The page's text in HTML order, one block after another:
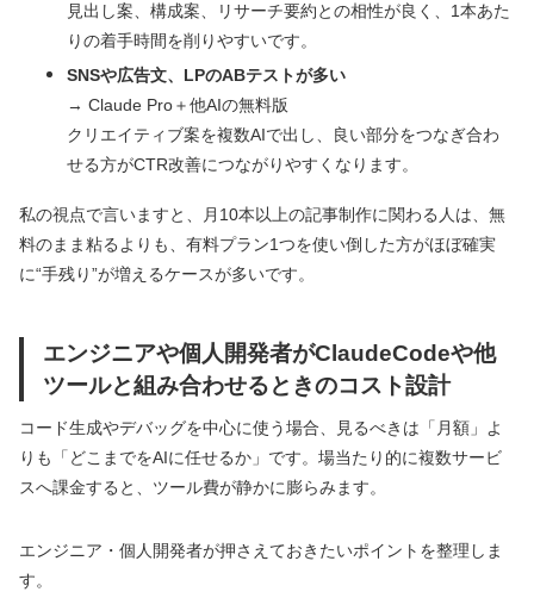
見出し案、構成案、リサーチ要約との相性が良く、1本あた
りの着手時間を削りやすいです。
SNSや広告文、LPのABテストが多い
→ Claude Pro＋他AIの無料版
クリエイティブ案を複数AIで出し、良い部分をつなぎ合わ
せる方がCTR改善につながりやすくなります。
私の視点で言いますと、月10本以上の記事制作に関わる人は、無
料のまま粘るよりも、有料プラン1つを使い倒した方がほぼ確実
に“手残り”が増えるケースが多いです。
エンジニアや個人開発者がClaudeCodeや他
ツールと組み合わせるときのコスト設計
コード生成やデバッグを中心に使う場合、見るべきは「月額」よ
りも「どこまでをAIに任せるか」です。場当たり的に複数サービ
スへ課金すると、ツール費が静かに膨らみます。
エンジニア・個人開発者が押さえておきたいポイントを整理しま
す。